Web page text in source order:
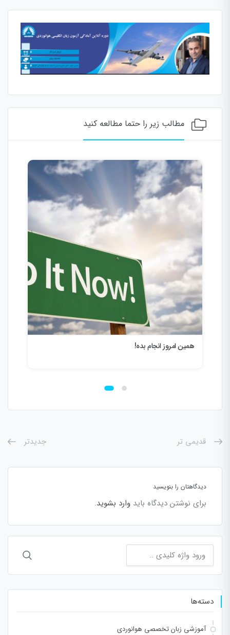
مطالب زیر را حتما مطالعه کنید
همین امروز انجام بده!
قدیمی تر جدیدتر
دیدگاهتان را بنویسید
برای نوشتن دیدگاه باید وارد بشوید.
برای:
دسته‌ها
آموزشی زبان تخصصی هوانوردی